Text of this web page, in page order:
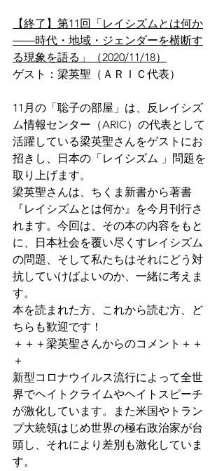
【終了】第11回「レイシズムとは何か
――時代・地域・ジェンダーを横断す
る現象を語る」（2020/11/18）
ゲスト：梁英聖（ＡＲＩＣ代表）
11月の「聡子の部屋」は、反レイシズ
ム情報センター（ARIC）の代表として
活躍している梁英聖さんをゲストにお
招きし、日本の「レイシズム 」問題を
取り上げます。
梁英聖さんは、ちくま新書から著書
『レイシズムとは何か』を今月刊行さ
れます。今回は、その本の内容をもと
に、日本社会を覆い尽くすレイシズム
の問題、そして私たちはそれにどう対
抗していけばよいのか、一緒に考えま
す。
本を読まれた方、これから読む方、ど
ちらも歓迎です！
＋＋＋梁英聖さんからのコメント＋＋
＋
新型コロナウイルス流行によって全世
界でヘイトクライムやヘイトスピーチ
が激化しています。また米国やトラン
プ大統領はじめ世界の極右政治家が台
頭し、それにより差別も激化していま
す。